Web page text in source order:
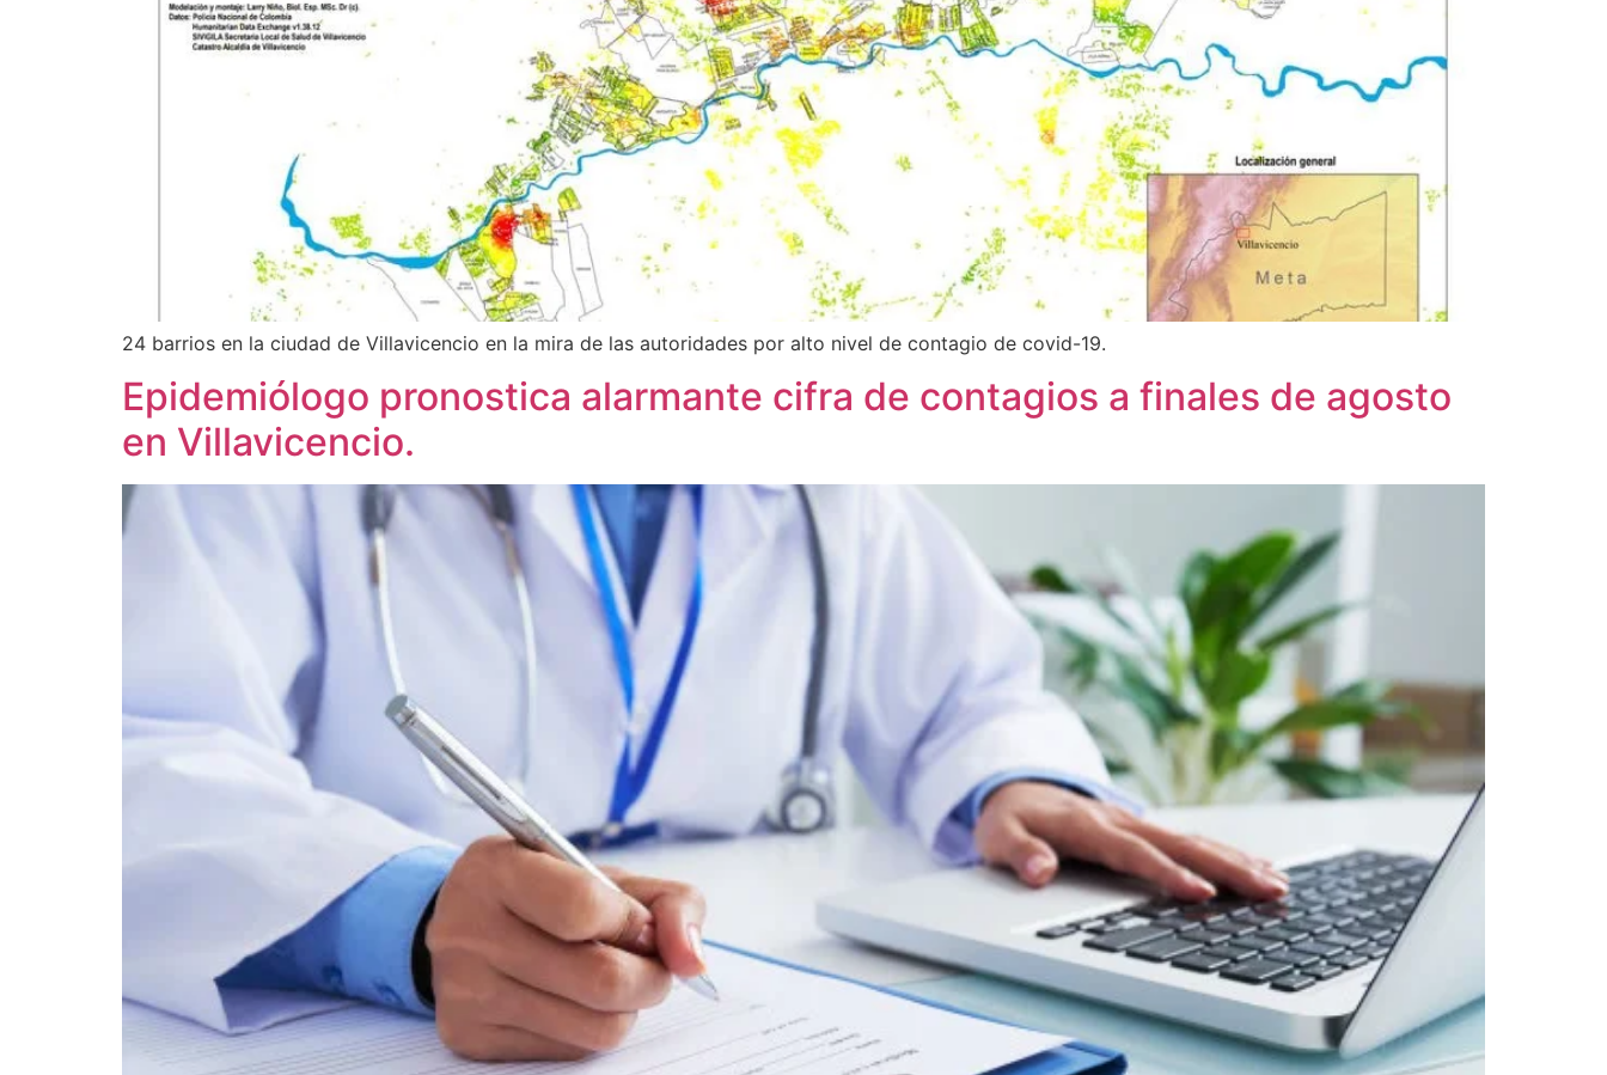
24 barrios en la ciudad de Villavicencio en la mira de las autoridades por alto nivel de contagio de covid-19.
Epidemiólogo pronostica alarmante cifra de contagios a finales de agosto
en Villavicencio.